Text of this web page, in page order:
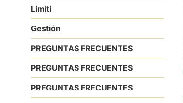
Limiti
Gestión
PREGUNTAS FRECUENTES
PREGUNTAS FRECUENTES
PREGUNTAS FRECUENTES